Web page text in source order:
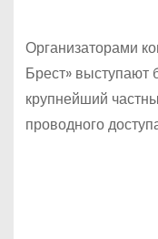
Организаторами
Брест» выступают
крупнейший
проводного